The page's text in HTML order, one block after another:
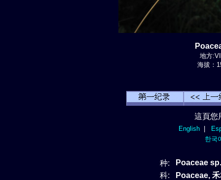
地方
海拔：
這頁您
English|
한국
种:
Poaceae
科:
Poaceae,